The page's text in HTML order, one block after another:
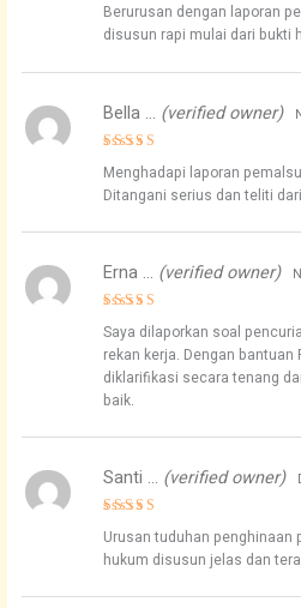
out of 5
Berurusan dengan laporan
disusun rapi mulai dari bukti
out of 5
Bella … (verified owner)
Menghadapi laporan
Ditangani serius dan teliti
out of 5
Erna … (verified owner)
Saya dilaporkan soal
rekan kerja. Dengan
diklarifikasi secara tenang
baik.
out of 5
Santi … (verified owner)
Urusan tuduhan penghinaan
hukum disusun jelas dan